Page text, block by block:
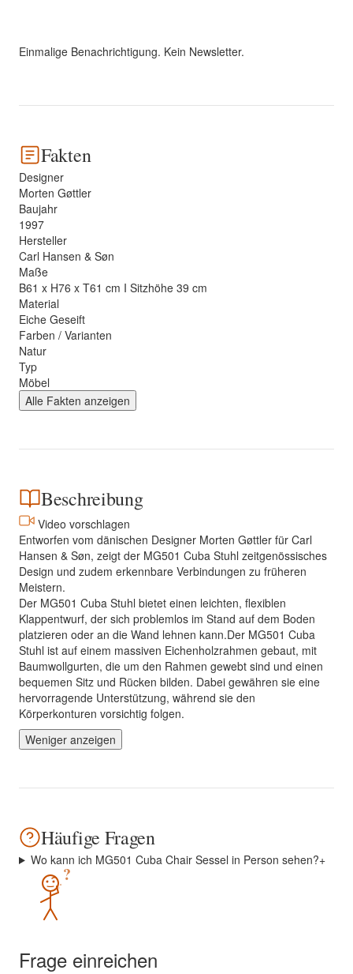
Einmalige Benachrichtigung. Kein Newsletter.
Fakten
Designer
Morten Gøttler
Baujahr
1997
Hersteller
Carl Hansen & Søn
Maße
B61 x H76 x T61 cm I Sitzhöhe 39 cm
Material
Eiche Geseift
Farben / Varianten
Natur
Typ
Möbel
Alle Fakten anzeigen
Beschreibung
Video vorschlagen
Entworfen vom dänischen Designer Morten Gøttler für Carl
Hansen & Søn, zeigt der MG501 Cuba Stuhl zeitgenössisches
Design und zudem erkennbare Verbindungen zu früheren
Meistern.
Der MG501 Cuba Stuhl bietet einen leichten, flexiblen
Klappentwurf, der sich problemlos im Stand auf dem Boden
platzieren oder an die Wand lehnen kann.Der MG501 Cuba
Stuhl ist auf einem massiven Eichenholzrahmen gebaut, mit
Baumwollgurten, die um den Rahmen gewebt sind und einen
bequemen Sitz und Rücken bilden. Dabei gewähren sie eine
hervorragende Unterstützung, während sie den
Körperkonturen vorsichtig folgen.
Weniger anzeigen
Häufige Fragen
Wo kann ich MG501 Cuba Chair Sessel in Person sehen?+
?
Frage einreichen